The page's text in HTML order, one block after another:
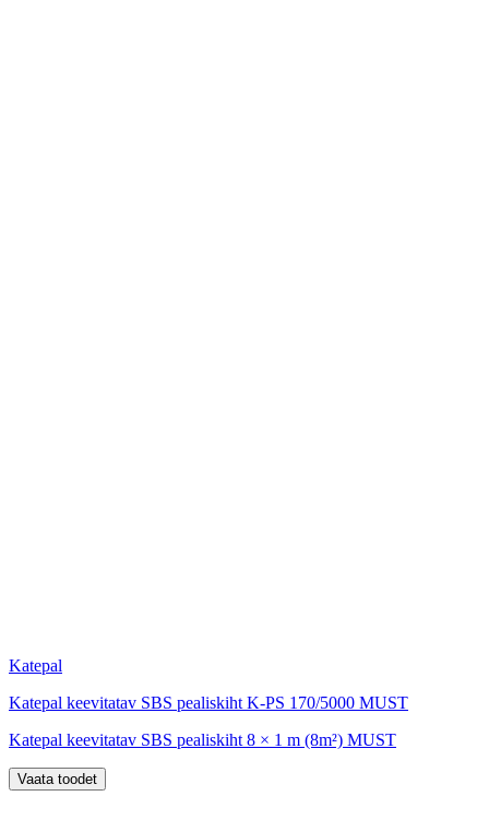
Katepal
Katepal keevitatav SBS pealiskiht K-PS 170/5000 MUST
Katepal keevitatav SBS pealiskiht 8 × 1 m (8m²) MUST
Vaata toodet